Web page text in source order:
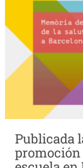
Publicada
promoción